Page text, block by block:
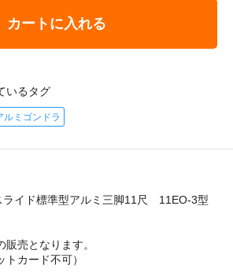
カートに入れる
いるタグ
ルミゴンドラ
イド標準型アルミ三脚11尺 11EO-3型
販売となります。
トカード不可）